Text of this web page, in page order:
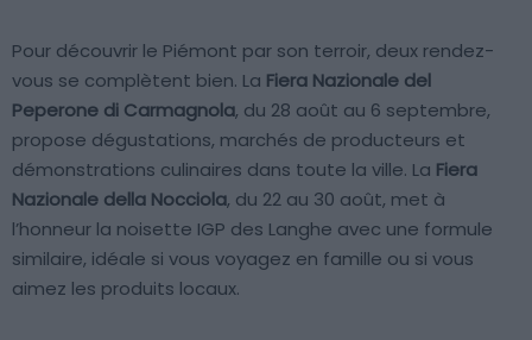
Pour découvrir le Piémont par son terroir, deux rendez-
vous se complètent bien. La Fiera Nazionale del
Peperone di Carmagnola, du 28 août au 6 septembre,
propose dégustations, marchés de producteurs et
démonstrations culinaires dans toute la ville. La Fiera
Nazionale della Nocciola, du 22 au 30 août, met à
l’honneur la noisette IGP des Langhe avec une formule
similaire, idéale si vous voyagez en famille ou si vous
aimez les produits locaux.